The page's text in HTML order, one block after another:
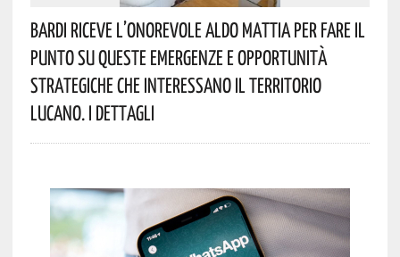
Bardi Riceve L’onorevole Aldo Mattia Per Fare Il
Punto Su Queste Emergenze E Opportunità
Strategiche Che Interessano Il Territorio
Lucano. I Dettagli